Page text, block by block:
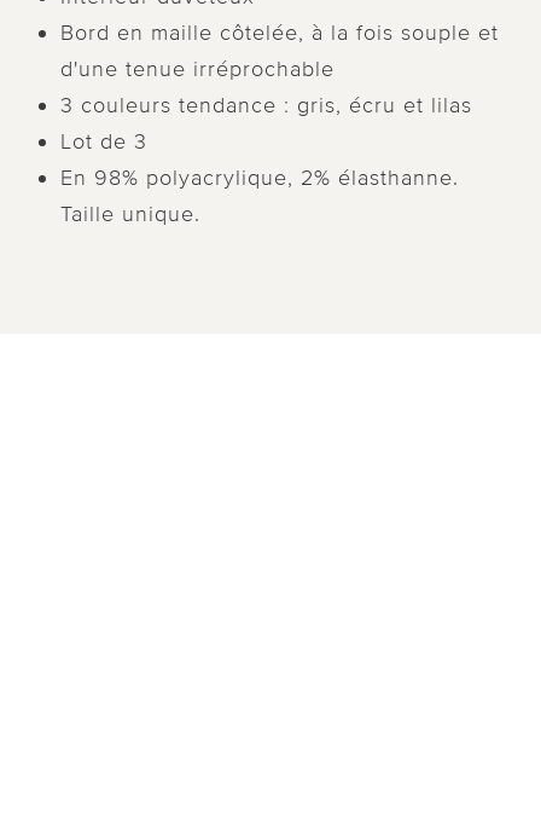
Bord en maille côtelée, à la fois souple et
d'une tenue irréprochable
3 couleurs tendance : gris, écru et lilas
Lot de 3
En 98% polyacrylique, 2% élasthanne.
Taille unique.